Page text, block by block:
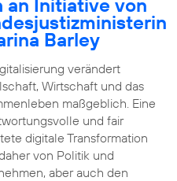
an Initiative von
Barley
verändert
Wirtschaft und das
maßgeblich. Eine
und fair
digitale Transformation
von Politik und
aber auch den